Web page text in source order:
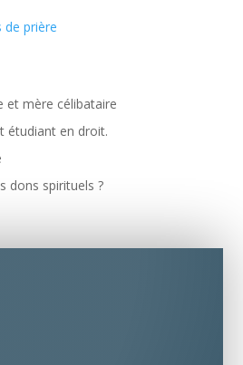
de prière
et mère célibataire
étudiant en droit.
dons spirituels ?